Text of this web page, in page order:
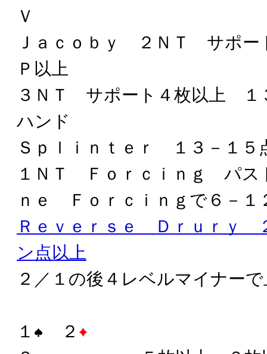
Ｖ
Ｊａｃｏｂｙ ２ＮＴ サポー
Ｐ以上
３ＮＴ サポート４枚以上
ハンド
Ｓｐｌｉｎｔｅｒ １３－１
１ＮＴ Ｆｏｒｃｉｎｇ パス
ｎｅ Ｆｏｒｃｉｎｇで６－１
Ｒｅｖｅｒｓｅ Ｄｒｕｒｙ
ン点以上
２／１の後４レベルマイナー
１
２